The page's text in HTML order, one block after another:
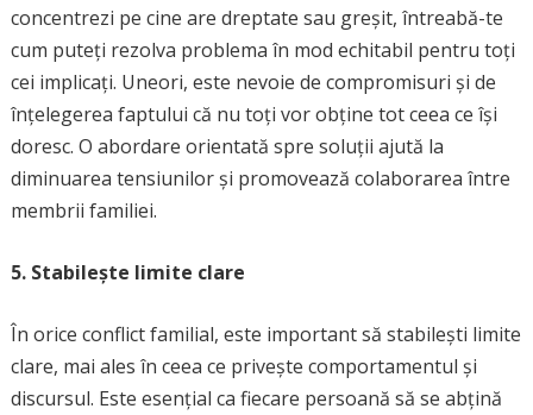
concentrezi pe cine are dreptate sau greșit, întreabă-te
cum puteți rezolva problema în mod echitabil pentru toți
cei implicați. Uneori, este nevoie de compromisuri și de
înțelegerea faptului că nu toți vor obține tot ceea ce își
doresc. O abordare orientată spre soluții ajută la
diminuarea tensiunilor și promovează colaborarea între
membrii familiei.
5. Stabilește limite clare
În orice conflict familial, este important să stabilești limite
clare, mai ales în ceea ce privește comportamentul și
discursul. Este esențial ca fiecare persoană să se abțină